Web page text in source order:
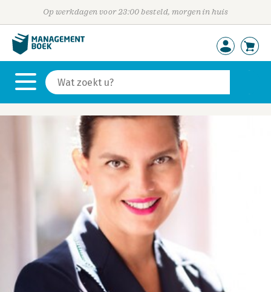
Op werkdagen voor 23:00 besteld, morgen in huis